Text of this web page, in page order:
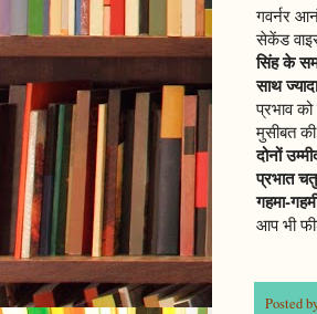
गवर्नर
सेकेंड
सिंह के
साथ
प्रभाव
मुसीबत
दोनों
प्रभात
गहमा-
आप भी
Posted